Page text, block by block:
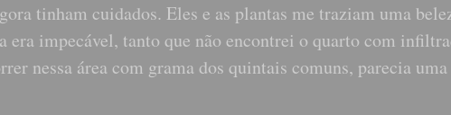
tinham cuidados. Eles e as plantas me traziam uma
era impecável, tanto que não encontrei o quarto com
nessa área com grama dos quintais comuns, parecia